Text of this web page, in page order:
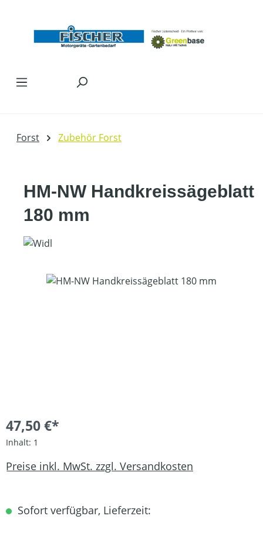
Forst Zubehör Forst
HM-NW Handkreissägeblatt
180 mm
Bildergalerie überspringen
47,50 €*
Inhalt: 1
Preise inkl. MwSt. zzgl. Versandkosten
Sofort verfügbar, Lieferzeit: